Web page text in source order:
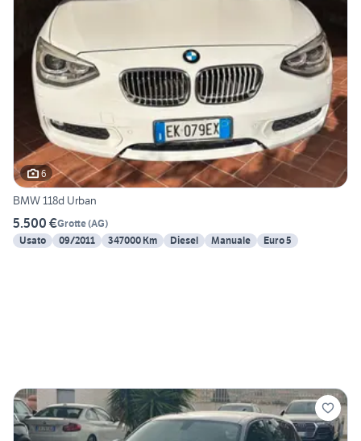
6
BMW 118d Urban
5.500 €Grotte(AG)
Usato
09/2011 347000 Km Diesel Manuale Euro 5